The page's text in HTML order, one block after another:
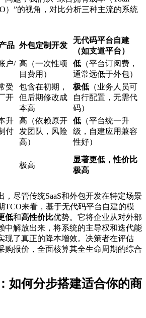
）”的视角，对比分析三种主流的系统
品 外包定制开发
无代码平台自建
（如支道平台）
户/ 高（一次性项
目费用）
低 （平台订阅费，
通常远低于外包）
受
开
包含在初期，
但后期修改成
本高
极低 （业务人员可
自行配置，无需代
码）
升
付
高（依赖原开
发团队，风险
高）
低 （平台统一升
级，自建应用兼容
性好）
极高
显著更低，性价比
极高
，尽管传统SaaS和外包开发在特定场景
TCO来看，基于无代码平台自建的模
低和高性价比优势。它将企业从对外部
中解放出来，将系统的主导权和迭代能
现了真正的降本增效。决策者在评估
购报价，全面核算其全生命周期的综合
如何分步搭建适合你的商